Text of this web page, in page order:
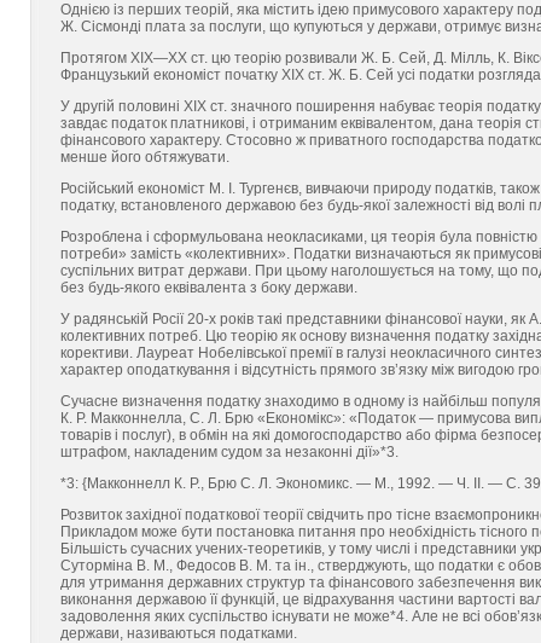
Однією із перших теорій, яка містить ідею примусового характеру
Ж. Сісмонді плата за послуги, що купуються у держави, отримує
Протягом ХІХ—ХХ ст. цю теорію розвивали Ж. Б. Сей, Д. Мілль, К.
Французький економіст початку ХІХ ст. Ж. Б. Сей усі податки
У другій половині ХІХ ст. значного поширення набуває теорія
завдає податок платникові, і отриманим еквівалентом, дана теорія
фінансового характеру. Стосовно ж приватного господарства
менше його обтяжувати.
Російський економіст М. І. Тургенєв, вивчаючи природу податків,
податку, встановленого державою без будь-якої залежності від
Розроблена і сформульована неокласиками, ця теорія була
потреби» замість «колективних». Податки визначаються як
суспільних витрат держави. При цьому наголошується на тому, що
без будь-якого еквівалента з боку держави.
У радянській Росії 20-х років такі представники фінансової науки,
колективних потреб. Цю теорію як основу визначення податку
корективи. Лауреат Нобе­лівської премії в галузі неокласичного
характер оподаткування і відсутність прямого зв’язку між вигодою
Сучасне визначення податку знаходимо в одному із найбільш
К. Р. Макконнелла, С. Л. Брю «Економікс»: «Податок — примусова
товарів і послуг), в обмін на які домогосподарство або фірма
штрафом, накладеним судом за незаконні дії»*3.
*3: {Макконнелл К. Р., Брю С. Л. Экономикс. — М., 1992. — Ч. ІІ. — С.
Розвиток західної податкової теорії свідчить про тісне
Прикладом може бути постановка питання про необхідність
Більшість сучасних учених-теоретиків, у тому числі і
Суторміна В. М., Федосов В. М. та ін., стверджують, що податки є
для утримання державних структур та фінансового забезпечення
виконання державою її функцій, це відрахування частини вартості
задоволення яких суспільство існувати не може*4. Але не всі
держави, називаються податками.